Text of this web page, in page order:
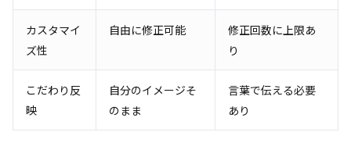
カスタマイ
ズ性
自由に修正可能
修正回数に上限あ
り
こだわり反
映
自分のイメージそ
のまま
言葉で伝える必要
あり